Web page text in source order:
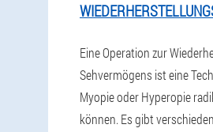
Eine Operation zur
Sehvermögens ist eine
Myopie oder Hyperopie
können. Es gibt